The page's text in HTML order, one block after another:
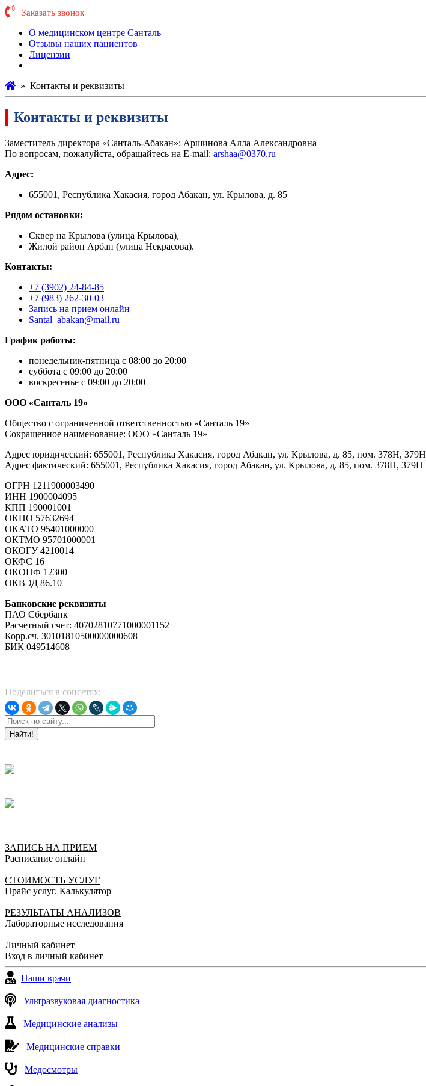
Заказать звонок
О медицинском центре Санталь
Отзывы наших пациентов
Лицензии
» Контакты и реквизиты
Контакты и реквизиты
Заместитель директора «Санталь-Абакан»: Аршинова Алла Александровна
По вопросам, пожалуйста, обращайтесь на E-mail: arshaa@0370.ru
Адрес:
655001, Республика Хакасия, город Абакан, ул. Крылова, д. 85
Рядом остановки:
Сквер на Крылова (улица Крылова),
Жилой район Арбан (улица Некрасова).
Контакты:
+7 (3902) 24-84-85
+7 (983) 262-30-03
Запись на прием онлайн
Santal_abakan@mail.ru
График работы:
понедельник-пятница с 08:00 до 20:00
суббота с 09:00 до 20:00
воскресенье с 09:00 до 20:00
ООО «Санталь 19»
Общество с ограниченной ответственностью «Санталь 19»
Сокращенное наименование: ООО «Санталь 19»
Адрес юридический: 655001, Республика Хакасия, город Абакан, ул. Крылова, д. 85, пом. 378Н, 379Н
Адрес фактический: 655001, Республика Хакасия, город Абакан, ул. Крылова, д. 85, пом. 378Н, 379Н
ОГРН 1211900003490
ИНН 1900004095
КПП 190001001
ОКПО 57632694
ОКАТО 95401000000
ОКТМО 95701000001
ОКОГУ 4210014
ОКФС 16
ОКОПФ 12300
ОКВЭД 86.10
Банковские реквизиты
ПАО Сбербанк
Расчетный счет: 40702810771000001152
Корр.сч. 30101810500000000608
БИК 049514608
Поделиться в соцсетях:
Найти!
ЗАПИСЬ НА ПРИЕМ
Расписание онлайн
СТОИМОСТЬ УСЛУГ
Прайс услуг. Калькулятор
РЕЗУЛЬТАТЫ АНАЛИЗОВ
Лабораторные исследования
Личный кабинет
Вход в личный кабинет
Наши врачи
Ультразвуковая диагностика
Медицинские анализы
Медицинские справки
Медосмотры